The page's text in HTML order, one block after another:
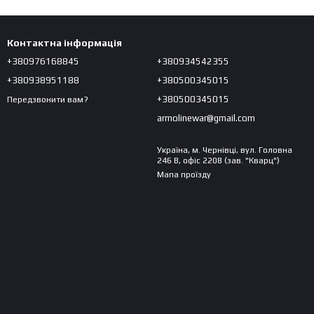
Контактна інформація
+380976168845
+380938951188
Передзвонити вам?
+380934542355
+380500345015
+380500345015
armolinewar@gmail.com
Україна, м. Чернівці, вул. Головна
246 В, офіс 2208 (зав. "Кварц")
Мапа проїзду